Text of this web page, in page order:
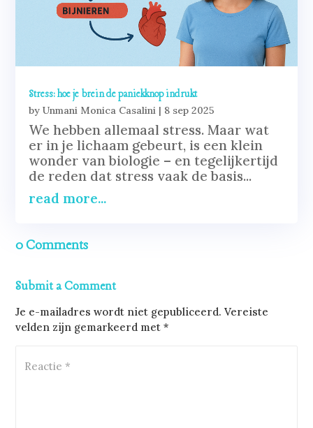
Stress: hoe je brein de paniekknop indrukt
byUnmani Monica Casalini | 8 sep 2025
We hebben allemaal stress. Maar wat
er in je lichaam gebeurt, is een klein
wonder van biologie – en tegelijkertijd
de reden dat stress vaak de basis...
read more...
0 Comments
Submit a Comment
Je e-mailadres wordt niet gepubliceerd. Vereiste
velden zijn gemarkeerd met*